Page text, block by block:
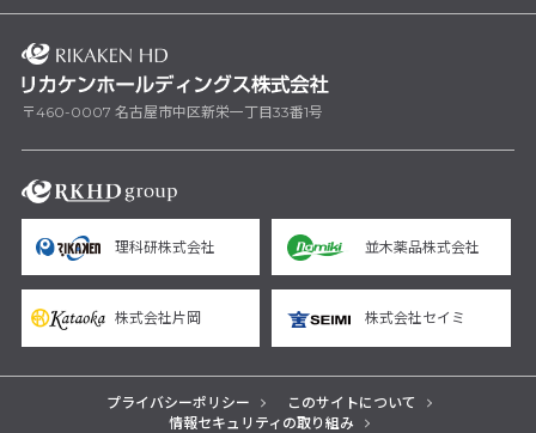
〒460-0007 名古屋市中区新栄一丁目33番1号
理科研株式会社 並木薬品株式会社
株式会社片岡 株式会社セイミ
プライバシーポリシー
このサイトについて
情報セキュリティの取り組み